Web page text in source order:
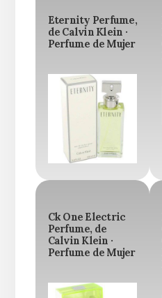
Eternity Perfume,
de Calvin Klein ·
Perfume de Mujer
Ck One Electric
Perfume, de
Calvin Klein ·
Perfume de Mujer